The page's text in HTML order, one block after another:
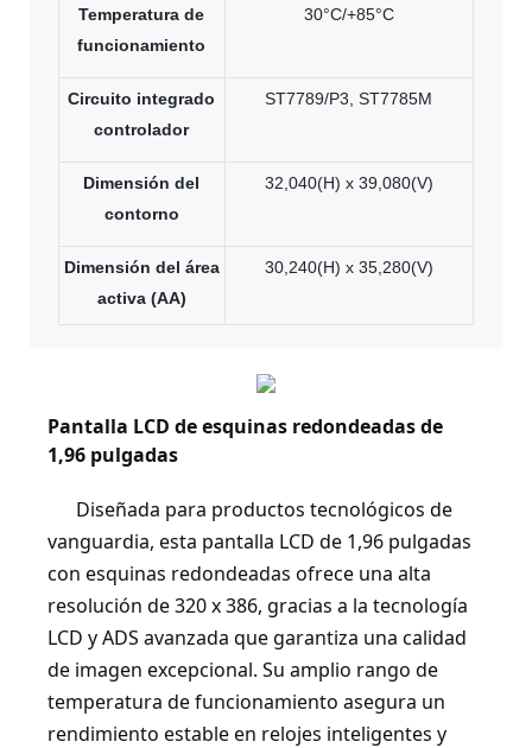
Temperatura de
funcionamiento
30°C/+85°C
Circuito integrado
controlador
ST7789/P3, ST7785M
Dimensión del
contorno
32,040(H) x 39,080(V)
Dimensión del área
activa (AA)
30,240(H) x 35,280(V)
Pantalla LCD de esquinas redondeadas de
1,96 pulgadas
Diseñada para productos tecnológicos de
vanguardia, esta pantalla LCD de 1,96 pulgadas
con esquinas redondeadas ofrece una alta
resolución de 320 x 386, gracias a la tecnología
LCD y ADS avanzada que garantiza una calidad
de imagen excepcional. Su amplio rango de
temperatura de funcionamiento asegura un
rendimiento estable en relojes inteligentes y